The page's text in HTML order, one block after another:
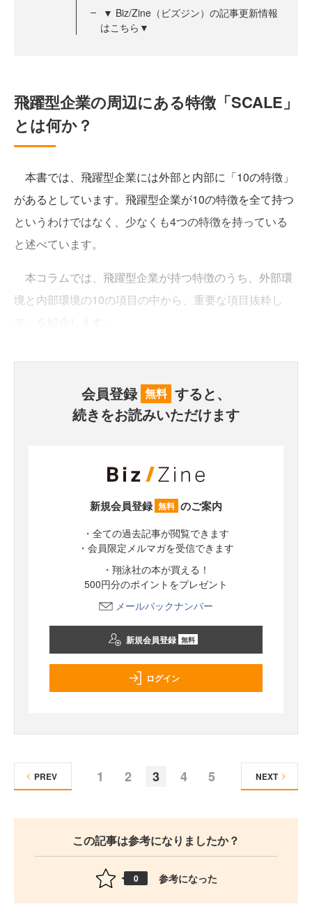
▼ Biz/Zine（ビズジン）の記事更新情報
はこちら▼
飛躍型企業の周辺にある特徴「SCALE」
とは何か？
本書では、飛躍型企業には外部と内部に「10の特徴」
があるとしています。飛躍型企業が10の特徴を全て持つ
というわけではなく、少なくも4つの特徴を持っている
と述べています。
本コラムでは、飛躍型企業が持つ特徴のうち、外部環
境と内部環境の10の項目の中から、重要な項目抜粋し
会員登録 無料 すると、
続きをお読みいただけます
新規会員登録 無料 のご案内
・全ての過去記事が閲覧できます
・会員限定メルマガを受信できます
・翔泳社の本が買える！
500円分のポイントをプレゼント
メールバックナンバー
新規会員登録 無料
ログイン
1 2 3 4 5
PREV NEXT
この記事は参考になりましたか？
0 参考になった